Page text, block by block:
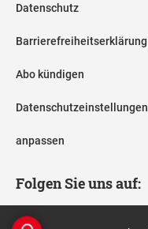
Datenschutz
Barrierefreiheitserklärung
Abo kündigen
Datenschutzeinstellungen
anpassen
Folgen Sie uns auf: